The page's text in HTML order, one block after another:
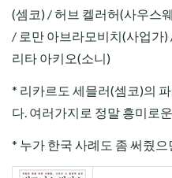
(셈코) / 허브 켈러허(사우스
/ 로만 아브라모비치(사업가)
리타 아키오(소니)
* 리카르도 세믈러(셈코)의
다. 여러가지로 정말 흥미로
* 누가 한국 사례도 좀 써줬으